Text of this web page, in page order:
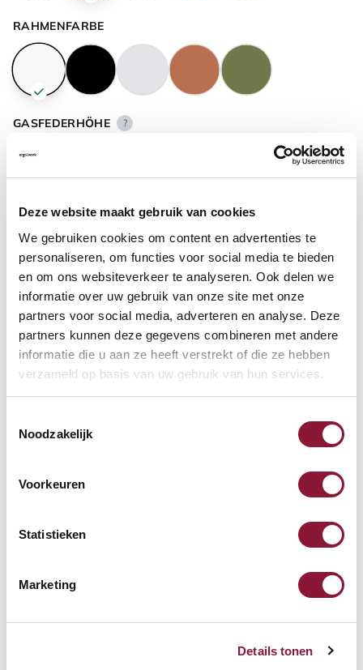
Deze website maakt gebruik van cookies
We gebruiken cookies om content en advertenties te
personaliseren, om functies voor social media te bieden
en om ons websiteverkeer te analyseren. Ook delen we
informatie over uw gebruik van onze site met onze
partners voor social media, adverteren en analyse. Deze
partners kunnen deze gegevens combineren met andere
informatie die u aan ze heeft verstrekt of die ze hebben
verzameld op basis van uw gebruik van hun services.
Noodzakelijk
Voorkeuren
Statistieken
Marketing
Details tonen
RAHMENFARBE
GASFEDERHÖHE ?
FUSSRING ?
FUSSRING AUS POLIERTEM ALUMINIUM ?
Verfügbar